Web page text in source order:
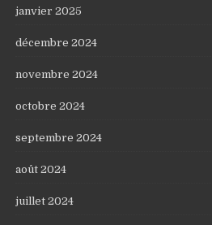
janvier 2025
décembre 2024
novembre 2024
octobre 2024
septembre 2024
août 2024
juillet 2024